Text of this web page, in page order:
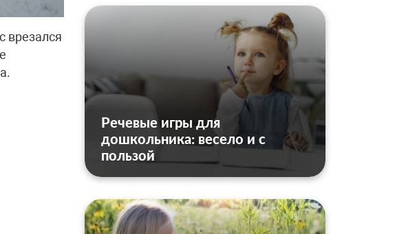
врезался
Речевые игры для
дошкольника: весело и с
пользой